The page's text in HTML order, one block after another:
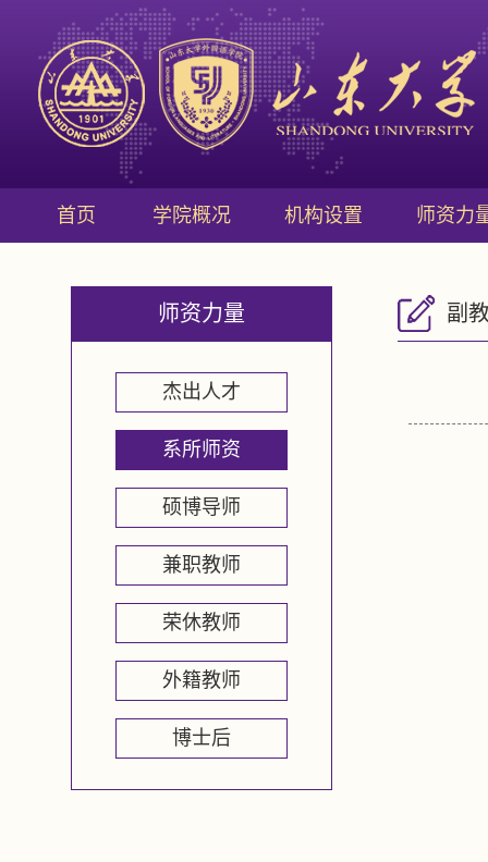
首页 学院概况 机构设置 师资力
师资力量
杰出人才
系所师资
硕博导师
兼职教师
荣休教师
外籍教师
博士后
副